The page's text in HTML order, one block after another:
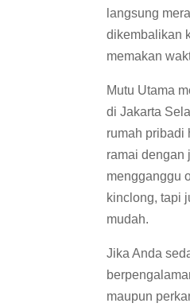
langsung
dikembalikan
memakan
Mutu Utama
di Jakarta
rumah pribadi
ramai
mengganggu
kinclong, tapi
mudah.
Jika Anda
maupun